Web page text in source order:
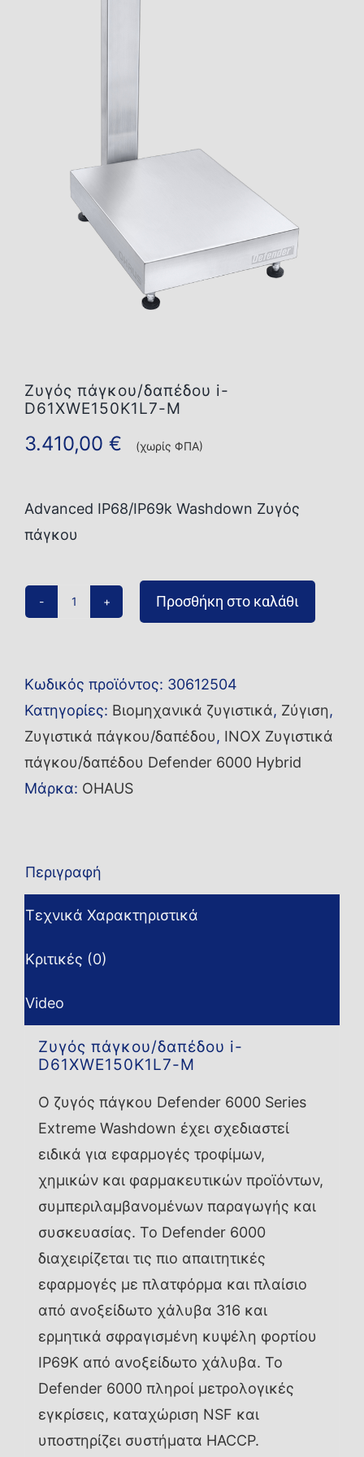
Ζυγός πάγκου/δαπέδου i-
D61XWE150K1L7-M
3.410,00 € (χωρίς ΦΠΑ)
Advanced IP68/IP69k Washdown Ζυγός
πάγκου
i-
D61XWE150K1L7-
M
ποσότητα
Προσθήκη στο καλάθι
Κωδικός προϊόντος: 30612504
Κατηγορίες: Βιομηχανικά ζυγιστικά, Ζύγιση,
Ζυγιστικά πάγκου/δαπέδου, INOX Ζυγιστικά
πάγκου/δαπέδου Defender 6000 Hybrid
Μάρκα: OHAUS
Περιγραφή
Τεχνικά Χαρακτηριστικά
Κριτικές (0)
Video
Ζυγός πάγκου/δαπέδου i-
D61XWE150K1L7-M
Ο ζυγός πάγκου Defender 6000 Series
Extreme Washdown έχει σχεδιαστεί
ειδικά για εφαρμογές τροφίμων,
χημικών και φαρμακευτικών προϊόντων,
συμπεριλαμβανομένων παραγωγής και
συσκευασίας. Το Defender 6000
διαχειρίζεται τις πιο απαιτητικές
εφαρμογές με πλατφόρμα και πλαίσιο
από ανοξείδωτο χάλυβα 316 και
ερμητικά σφραγισμένη κυψέλη φορτίου
IP69K από ανοξείδωτο χάλυβα. Το
Defender 6000 πληροί μετρολογικές
εγκρίσεις, καταχώριση NSF και
υποστηρίζει συστήματα HACCP.